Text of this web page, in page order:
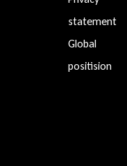
statement
Global
positision